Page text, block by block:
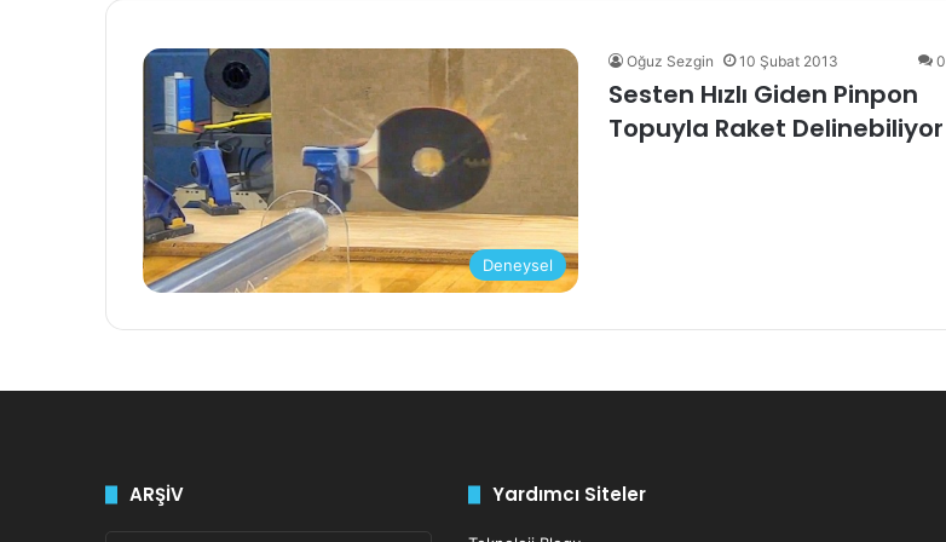
Deneysel
Oğuz Sezgin 10 Şubat 2013 0
Sesten Hızlı Giden Pinpon
Topuyla Raket Delinebiliyor
ARŞİV Yardımcı Siteler